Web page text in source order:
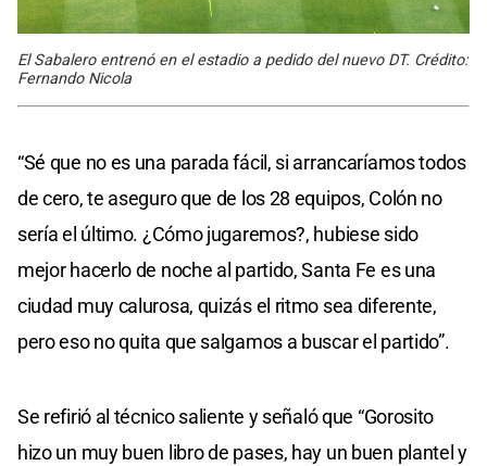
El Sabalero entrenó en el estadio a pedido del nuevo DT. Crédito:
Fernando Nicola
“Sé que no es una parada fácil, si arrancaríamos todos
de cero, te aseguro que de los 28 equipos, Colón no
sería el último. ¿Cómo jugaremos?, hubiese sido
mejor hacerlo de noche al partido, Santa Fe es una
ciudad muy calurosa, quizás el ritmo sea diferente,
pero eso no quita que salgamos a buscar el partido”.
Se refirió al técnico saliente y señaló que “Gorosito
hizo un muy buen libro de pases, hay un buen plantel y